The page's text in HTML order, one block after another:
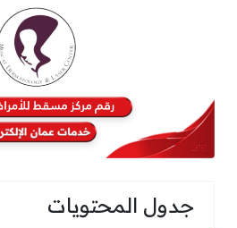
جدول المحتويات